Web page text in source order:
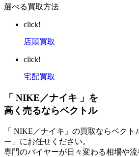
選べる買取方法
click!
店頭買取
click!
宅配買取
「 NIKE／ナイキ 」を
高く売るならベクトル
「 NIKE／ナイキ」の買取ならベク
ー」にお任せください。
専門のバイヤーが日々変わる相場や